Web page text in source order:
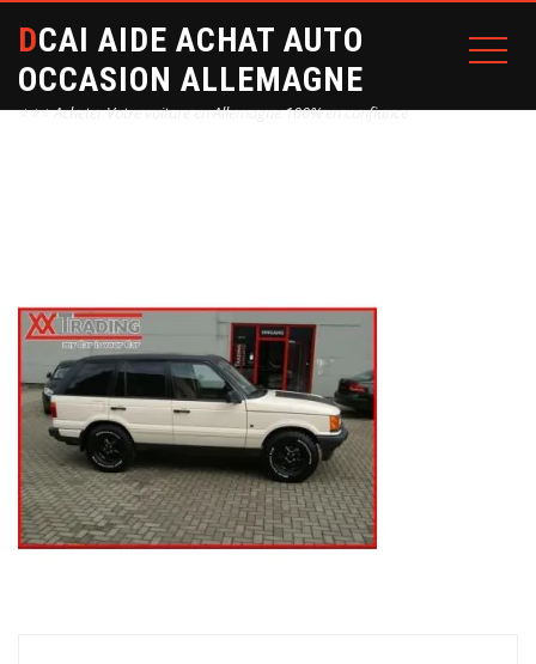
DCAI AIDE ACHAT AUTO
OCCASION ALLEMAGNE
⭐⭐⭐ Acheter Votre voiture en Allemagne 100% en confiance